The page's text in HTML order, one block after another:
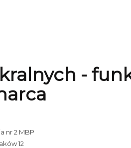
-
nr 2 MBP
12